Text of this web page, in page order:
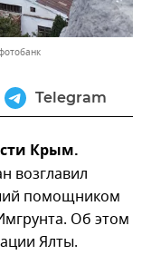
Telegram
Крым.
возглавил
помощником
Об этом
Ялты.